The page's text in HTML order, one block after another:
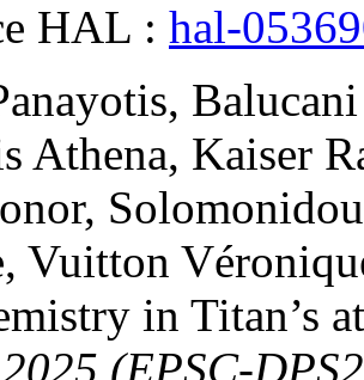
HAL : hal-
, Balucani
Athena, Kaiser
, Solomonidou
, Vuitton
in Titan’s
(EPSC-